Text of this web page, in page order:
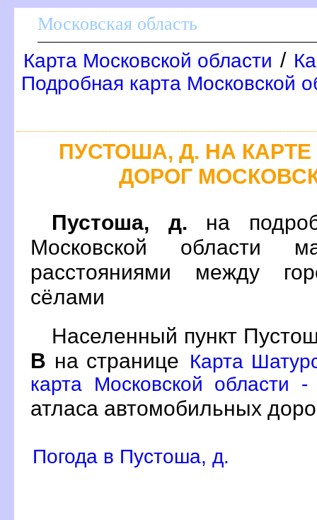
Московская область
Карта Московской области /
Подробная карта Московской
ПУСТОША, Д. НА
ДОРОГ
Пустоша, д. на
Московской области
расстояниями между
сёлами
Населенный пункт
на странице Карта
карта Московской области
атласа автомобильных
Погода в Пустоша, д.